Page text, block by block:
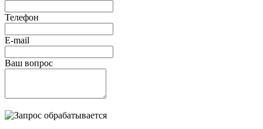
Телефон
E-mail
Ваш вопрос